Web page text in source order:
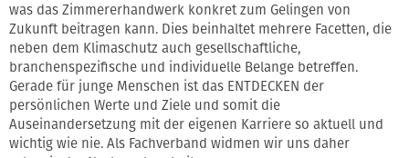
was das Zimmererhandwerk konkret zum Gelingen von
Zukunft beitragen kann. Dies beinhaltet mehrere Facetten, die
neben dem Klimaschutz auch gesellschaftliche,
branchenspezifische und individuelle Belange betreffen.
Gerade für junge Menschen ist das ENTDECKEN der
persönlichen Werte und Ziele und somit die
Auseinandersetzung mit der eigenen Karriere so aktuell und
wichtig wie nie. Als Fachverband widmen wir uns daher